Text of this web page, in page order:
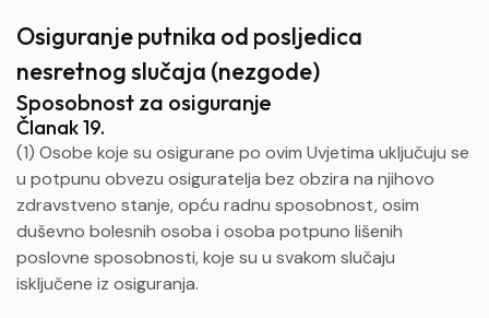
Osiguranje putnika od posljedica
nesretnog slučaja (nezgode)
Sposobnost za osiguranje
Članak 19.
(1) Osobe koje su osigurane po ovim Uvjetima uključuju se
u potpunu obvezu osiguratelja bez obzira na njihovo
zdravstveno stanje, opću radnu sposobnost, osim
duševno bolesnih osoba i osoba potpuno lišenih
poslovne sposobnosti, koje su u svakom slučaju
isključene iz osiguranja.